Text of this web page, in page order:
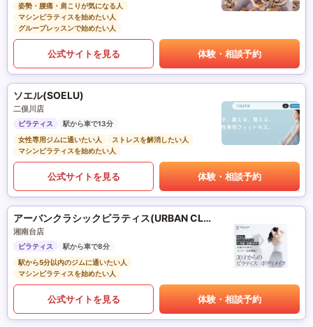
姿勢・腰痛・肩こりが気になる人
マシンピラティスを始めたい人
グループレッスンで始めたい人
公式サイトを見る 体験・相談予約
ソエル(SOELU)
二俣川店
ピラティス
駅から車で13分
女性専用ジムに通いたい人
ストレスを解消したい人
マシンピラティスを始めたい人
公式サイトを見る 体験・相談予約
アーバンクラシックピラティス(URBAN CLASSIC PILATES)
湘南台店
ピラティス
駅から車で8分
駅から5分以内のジムに通いたい人
マシンピラティスを始めたい人
公式サイトを見る 体験・相談予約